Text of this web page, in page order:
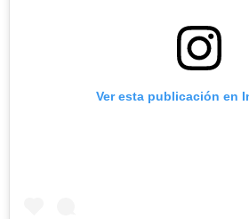
Ver esta publicación en